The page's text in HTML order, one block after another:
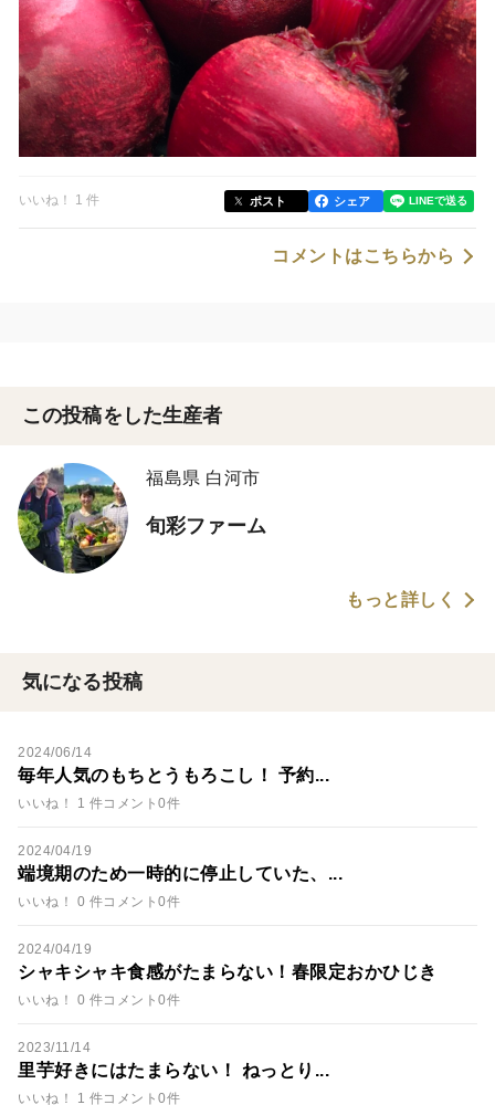
いいね！ 1 件 ポスト シェア
コメントはこちらから
この投稿をした生産者
福島県 白河市
旬彩ファーム
もっと詳しく
気になる投稿
2024/06/14
毎年人気のもちとうもろこし！ 予約...
いいね！ 1 件コメント0件
2024/04/19
端境期のため一時的に停止していた、...
いいね！ 0 件コメント0件
2024/04/19
シャキシャキ食感がたまらない！春限定おかひじき
いいね！ 0 件コメント0件
2023/11/14
里芋好きにはたまらない！ ねっとり...
いいね！ 1 件コメント0件